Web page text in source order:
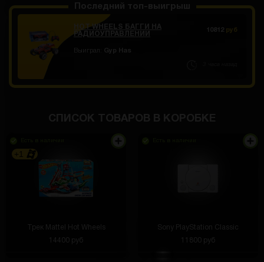
HOT WHEELS БАГГИ НА
РАДИОУПРАВЛЕНИИ
10812 руб
Выиграл: Gyp Has
+1
Трек Mattel Hot Wheels
14400 руб
Sony PlayStation Classic
11800 руб